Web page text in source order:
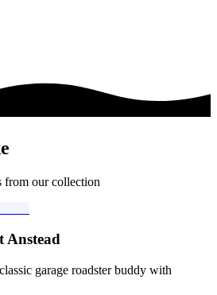
from our collection
Anstead
garage roadster buddy with